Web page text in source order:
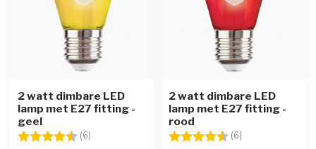
2 watt dimbare LED
lamp met E27 fitting -
geel
Beoordeling: (6)
2 watt dimbare LED
lamp met E27 fitting -
rood
Beoordeling: (6)